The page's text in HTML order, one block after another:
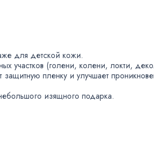
для детской кожи.
участков (голени, колени, локти,
пленку и улучшает
изящного подарка.